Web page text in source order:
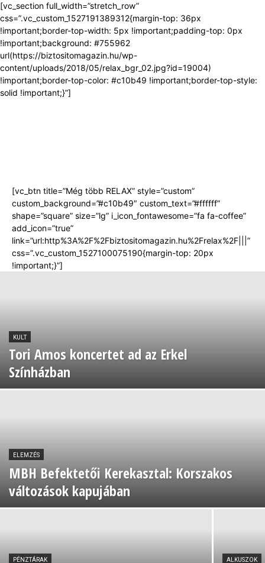
[vc_section full_width=”stretch_row”
css=”.vc_custom_1527191389312{margin-top: 36px
!important;border-top-width: 5px !important;padding-top: 0px
!important;background: #755962
url(https://biztositomagazin.hu/wp-
content/uploads/2018/05/relax_bgr_02.jpg?id=19004)
!important;border-top-color: #c10b49 !important;border-top-style:
solid !important;}”]
[vc_btn title=”Még több RELAX” style=”custom”
custom_background=”#c10b49″ custom_text=”#ffffff”
shape=”square” size=”lg” i_icon_fontawesome=”fa fa-coffee”
add_icon=”true”
link=”url:http%3A%2F%2Fbiztositomagazin.hu%2Frelax%2F|||”
css=”.vc_custom_1527100075190{margin-top: 20px
!important;}”]
KULT
Tori Amos koncertet ad az Erkel
Színházban
ELEMZÉS
MBH Befektetői Kerekasztal: Korszakos
változások kapujában
PÉNZTÁRAK ALKUSZOK